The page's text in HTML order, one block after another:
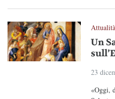
Attualità
Un
23
«Oggi,